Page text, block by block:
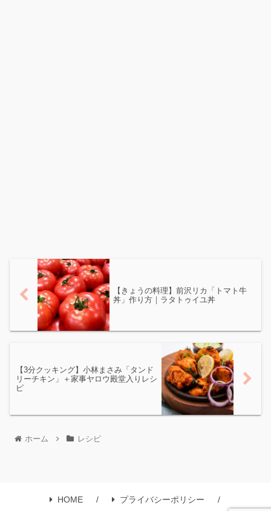
【きょうの料理】前沢リカ「トマト牛
丼」作り方｜ラタトゥイユ丼
【3分クッキング】小林まさみ「タンド
リーチキン」＋家事ヤロウ殿堂入りレシ
ピ
ホーム レシピ
HOME
プライバシーポリシー